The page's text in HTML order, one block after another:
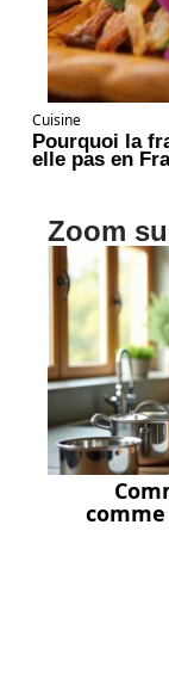
Cuisine
Pourquoi la
elle pas en
Zoom